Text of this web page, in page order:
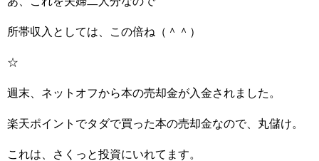
所帯収入としては、この倍ね（＾＾）
☆
週末、ネットオフから本の売却金が入金されました。
楽天ポイントでタダで買った本の売却金なので、丸儲け。
これは、さくっと投資にいれてます。